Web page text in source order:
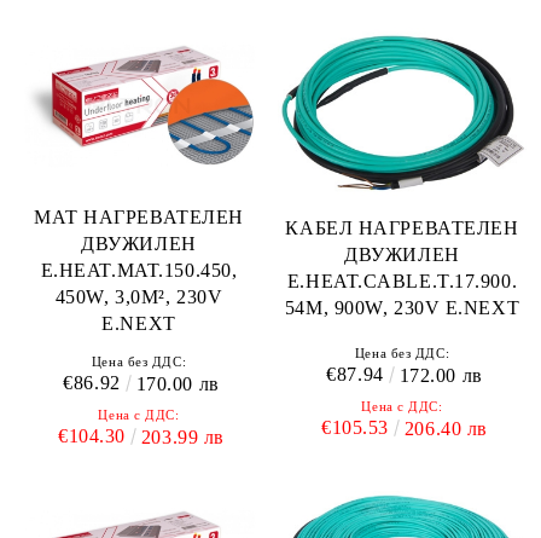
МАТ НАГРЕВАТЕЛЕН
ДВУЖИЛЕН
E.HEAT.MAT.150.450,
450W, 3,0M², 230V
E.NEXT
Цена без ДДС:
€86.92 170.00 лв
Цена с ДДС:
€104.30 203.99 лв
КАБЕЛ НАГРЕВАТЕЛЕН
ДВУЖИЛЕН
E.HEAT.CABLE.T.17.900.
54M, 900W, 230V E.NEXT
Цена без ДДС:
€87.94 172.00 лв
Цена с ДДС:
€105.53 206.40 лв